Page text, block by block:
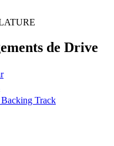
de Drive
Track